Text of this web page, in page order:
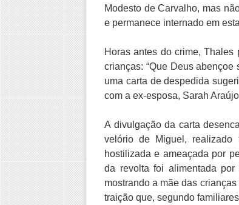
Modesto de Carvalho, mas
e permanece internado em
Horas antes do crime,
crianças: “Que Deus abençoe
uma carta de despedida
com a ex-esposa, Sarah
A divulgação da carta
velório de Miguel,
hostilizada e ameaçada por
da revolta foi alimentada
mostrando a mãe das crianças
traição que, segundo